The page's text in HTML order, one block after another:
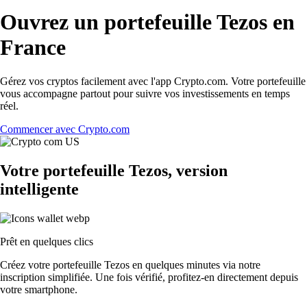
Ouvrez un portefeuille Tezos en
France
Gérez vos cryptos facilement avec l'app Crypto.com. Votre portefeuille
vous accompagne partout pour suivre vos investissements en temps
réel.
Commencer avec Crypto.com
Votre portefeuille Tezos, version
intelligente
Prêt en quelques clics
Créez votre portefeuille Tezos en quelques minutes via notre
inscription simplifiée. Une fois vérifié, profitez-en directement depuis
votre smartphone.